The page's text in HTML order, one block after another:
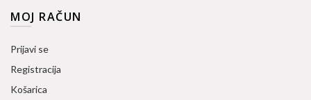
MOJ RAČUN
Prijavi se
Registracija
Košarica